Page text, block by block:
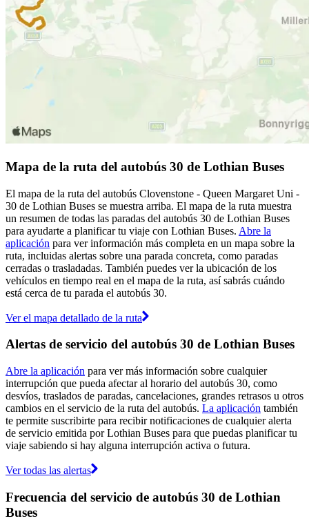
Mapa de la ruta del autobús 30 de Lothian Buses
El mapa de la ruta del autobús Clovenstone - Queen Margaret Uni -
30 de Lothian Buses se muestra arriba. El mapa de la ruta muestra
un resumen de todas las paradas del autobús 30 de Lothian Buses
para ayudarte a planificar tu viaje con Lothian Buses. Abre la
aplicación para ver información más completa en un mapa sobre la
ruta, incluidas alertas sobre una parada concreta, como paradas
cerradas o trasladadas. También puedes ver la ubicación de los
vehículos en tiempo real en el mapa de la ruta, así sabrás cuándo
está cerca de tu parada el autobús 30.
Ver el mapa detallado de la ruta
Alertas de servicio del autobús 30 de Lothian Buses
Abre la aplicación para ver más información sobre cualquier
interrupción que pueda afectar al horario del autobús 30, como
desvíos, traslados de paradas, cancelaciones, grandes retrasos u otros
cambios en el servicio de la ruta del autobús. La aplicación también
te permite suscribirte para recibir notificaciones de cualquier alerta
de servicio emitida por Lothian Buses para que puedas planificar tu
viaje sabiendo si hay alguna interrupción activa o futura.
Ver todas las alertas
Frecuencia del servicio de autobús 30 de Lothian
Buses